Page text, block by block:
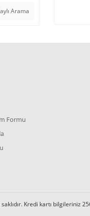
Arama
Formu
Kredi kartı bilgileriniz